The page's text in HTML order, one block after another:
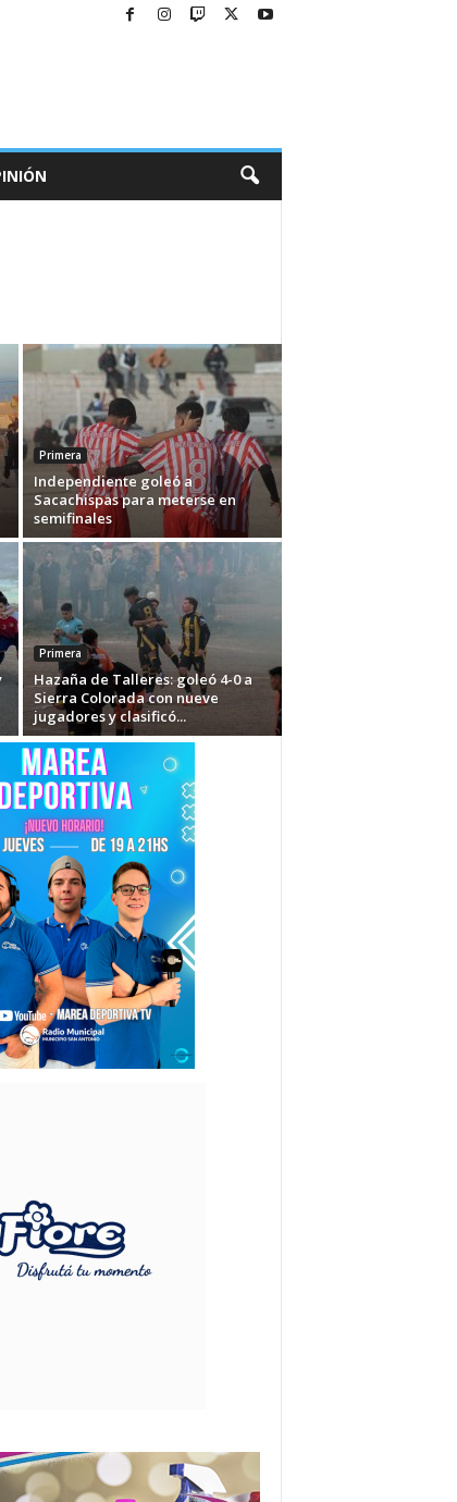
Primera
Independiente goleó a
Sacachispas para meterse en
semifinales
Primera
Hazaña de Talleres: goleó 4-0 a
Sierra Colorada con nueve
jugadores y clasificó...